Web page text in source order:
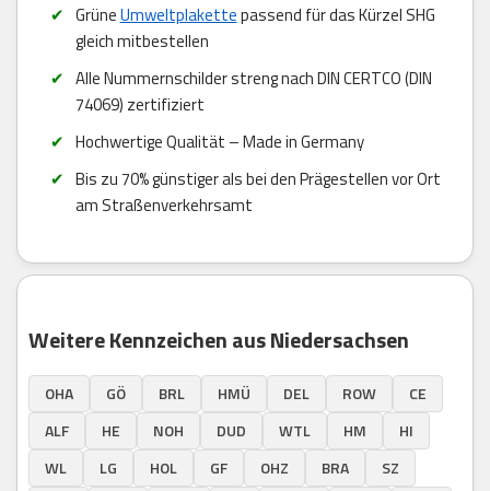
GrüneUmweltplakettepassend für das Kürzel SHG
gleich mitbestellen
Alle Nummernschilder streng nach DIN CERTCO (DIN
74069) zertifiziert
Hochwertige Qualität – Made in Germany
Bis zu 70% günstiger als bei den Prägestellen vor Ort
am Straßenverkehrsamt
Weitere Kennzeichen aus Niedersachsen
OHA GÖ BRL HMÜ DEL ROW
CE
ALF
HE NOH DUD WTL HM
HI
WL
LG HOL GF OHZ BRA
SZ